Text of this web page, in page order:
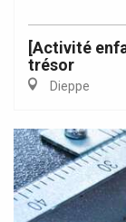
[Activité
trésor
Dieppe